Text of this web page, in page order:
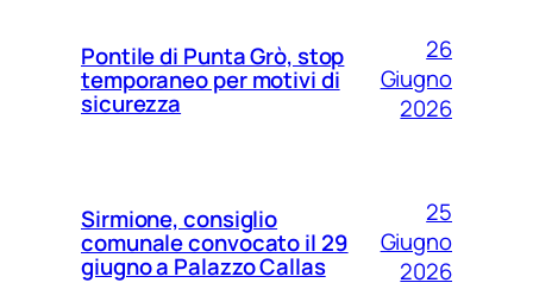
Pontile di Punta Grò, stop
temporaneo per motivi di
sicurezza
26
Giugno
2026
Sirmione, consiglio
comunale convocato il 29
giugno a Palazzo Callas
25
Giugno
2026